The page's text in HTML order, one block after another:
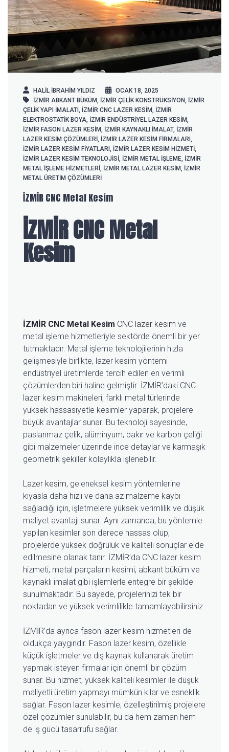
HALIL IBRAHIM YILDIZ
OCAK 18, 2025
İZMİR ABKANT BÜKÜM, İZMİR ÇELIK KONSTRÜKSIYON, İZMİR
ÇELIK YAPI IMALATI , İZMİR CNC LAZER KESIM, İZMİR
ELEKTROSTATIK BOYA, İZMİR ENDÜSTRIYEL LAZER KESIM,
İZMİR FASON LAZER KESIM, İZMİR KAYNAKLI IMALAT, İZMİR
LAZER KESIM ÇÖZÜMLERI, İZMİR LAZER KESIM FIRMALARI ,
İZMİR LAZER KESIM FIYATLARI , İZMİR LAZER KESIM HIZMETI,
İZMİR LAZER KESIM TEKNOLOJISI, İZMİR METAL IŞLEME, İZMİR
METAL IŞLEME HIZMETLERI, İZMİR METAL LAZER KESIM, İZMİR
METAL ÜRETIM ÇÖZÜMLERI
İZMİR CNC Metal Kesim
İZMİR CNC Metal
Kesim
İZMİR CNC Metal Kesim CNC lazer kesim ve
metal işleme hizmetleriyle sektörde önemli bir yer
tutmaktadır. Metal işleme teknolojilerinin hızla
gelişmesiyle birlikte, lazer kesim yöntemi
endüstriyel üretimlerde tercih edilen en verimli
çözümlerden biri haline gelmiştir. İZMİR’daki CNC
lazer kesim makineleri, farklı metal türlerinde
yüksek hassasiyetle kesimler yaparak, projelere
büyük avantajlar sunar. Bu teknoloji sayesinde,
paslanmaz çelik, alüminyum, bakır ve karbon çeliği
gibi malzemeler üzerinde ince detaylar ve karmaşık
geometrik şekiller kolaylıkla işlenebilir.
Lazer kesim, geleneksel kesim yöntemlerine
kıyasla daha hızlı ve daha az malzeme kaybı
sağladığı için, işletmelere yüksek verimlilik ve düşük
maliyet avantajı sunar. Aynı zamanda, bu yöntemle
yapılan kesimler son derece hassas olup,
projelerde yüksek doğruluk ve kaliteli sonuçlar elde
edilmesine olanak tanır. İZMİR’da CNC lazer kesim
hizmeti, metal parçaların kesimi, abkant büküm ve
kaynaklı imalat gibi işlemlerle entegre bir şekilde
sunulmaktadır. Bu sayede, projelerinizi tek bir
noktadan ve yüksek verimlilikle tamamlayabilirsiniz.
İZMİR’da ayrıca fason lazer kesim hizmetleri de
oldukça yaygındır. Fason lazer kesim, özellikle
küçük işletmeler ve dış kaynak kullanarak üretim
yapmak isteyen firmalar için önemli bir çözüm
sunar. Bu hizmet, yüksek kaliteli kesimler ile düşük
maliyetli üretim yapmayı mümkün kılar ve esneklik
sağlar. Fason lazer kesimle, özelleştirilmiş projelere
özel çözümler sunulabilir, bu da hem zaman hem
de iş gücü tasarrufu sağlar.